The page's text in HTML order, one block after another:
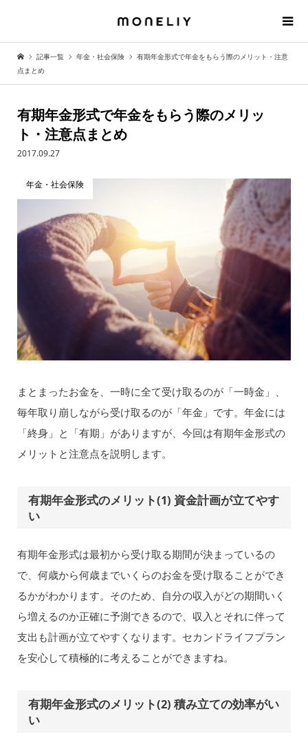
記事一覧 年金・社会保険
有期年金形式で年金をもらう際のメリット・注意
点まとめ
有期年金形式で年金をもらう際のメリッ
ト・注意点まとめ
2017.09.27
年金・社会保険
まとまったお金を、一時に全て受け取るのが「一時金」、
毎年取り崩しながら受け取るのが「年金」です。年金には
「終身」と「有期」がありますが、今回は有期年金形式の
メリットと注意点を説明します。
有期年金形式のメリット(1) 資金計画が立てやす
い
有期年金形式は最初から受け取る期間が決まっているの
で、何歳から何歳までいくらのお金を受け取ることができ
るかがわかります。そのため、自分の収入がどの期間いく
ら増えるのか正確に予測できるので、収入とそれに伴って
支出も計画が立てやすくなります。セカンドライフプラン
を安心して積極的に考えることができますね。
有期年金形式のメリット(2) 積み立ての効率がい
い